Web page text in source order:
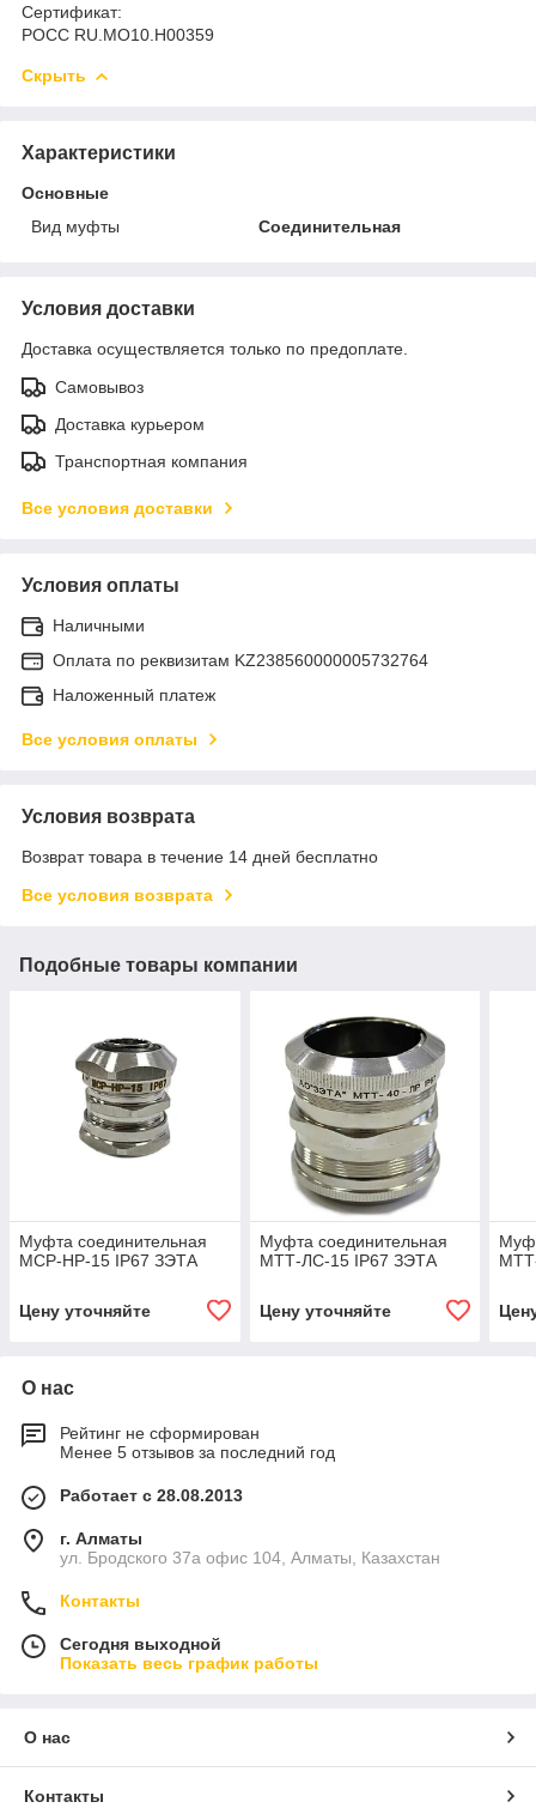
Сертификат:
РОСС RU.MO10.H00359
Скрыть
Характеристики
Основные
Вид муфты
Соединительная
Условия доставки
Доставка осуществляется только по предоплате.
Самовывоз
Доставка курьером
Транспортная компания
Все условия доставки
Условия оплаты
Наличными
Оплата по реквизитам KZ238560000005732764
Наложенный платеж
Все условия оплаты
Условия возврата
Возврат товара в течение 14 дней бесплатно
Все условия возврата
Подобные товары компании
Муфта соединительная
МСР-НР-15 IP67 ЗЭТА
Цену уточняйте
Муфта соединительная
МТТ-ЛС-15 IP67 ЗЭТА
Цену уточняйте
О нас
Рейтинг не сформирован
Менее 5 отзывов за последний год
Работает с 28.08.2013
г. Алматы
ул. Бродского 37а офис 104, Алматы, Казахстан
Контакты
Сегодня выходной
Показать весь график работы
О нас
Контакты